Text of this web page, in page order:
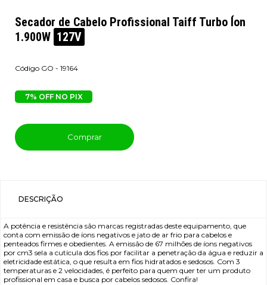
Secador de Cabelo Profissional Taiff Turbo Íon
1.900W 127V
GO - 19164
7% OFF NO PIX
Comprar
DESCRIÇÃO
A potência e resistência são marcas registradas deste equipamento, que
conta com emissão de íons negativos e jato de ar frio para cabelos e
penteados firmes e obedientes. A emissão de 67 milhões de íons negativos
por cm3 sela a cutícula dos fios por facilitar a penetração da água e reduzir a
eletricidade estática, o que resulta em fios hidratados e sedosos. Com 3
temperaturas e 2 velocidades, é perfeito para quem quer ter um produto
profissional em casa e busca por cabelos sedosos. Confira!